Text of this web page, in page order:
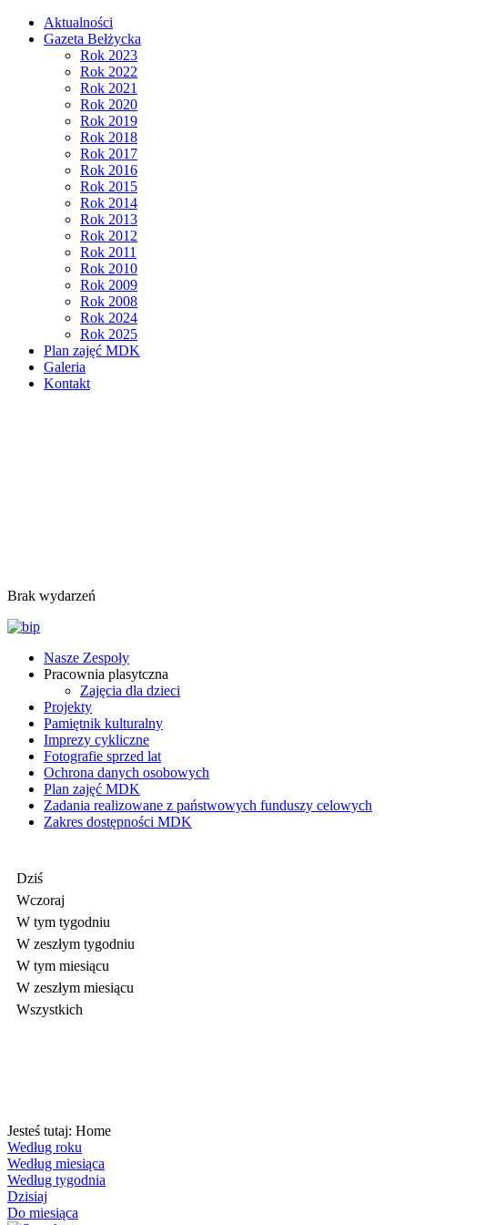
Aktualności
Gazeta Bełżycka
Rok 2023
Rok 2022
Rok 2021
Rok 2020
Rok 2019
Rok 2018
Rok 2017
Rok 2016
Rok 2015
Rok 2014
Rok 2013
Rok 2012
Rok 2011
Rok 2010
Rok 2009
Rok 2008
Rok 2024
Rok 2025
Plan zajęć MDK
Galeria
Kontakt
Brak wydarzeń
Nasze Zespoły
Pracownia plasytczna
Zajęcia dla dzieci
Projekty
Pamiętnik kulturalny
Imprezy cykliczne
Fotografie sprzed lat
Ochrona danych osobowych
Plan zajęć MDK
Zadania realizowane z państwowych funduszy celowych
Zakres dostępności MDK
Dziś
Wczoraj
W tym tygodniu
W zeszłym tygodniu
W tym miesiącu
W zeszłym miesiącu
Wszystkich
Jesteś tutaj: Home
Według roku
Według miesiąca
Według tygodnia
Dzisiaj
Do miesiąca